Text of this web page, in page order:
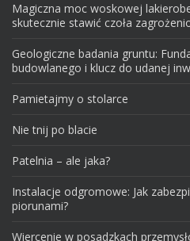
Magiczna moc woskowej
skutecznie stawić czoła
Geologiczne badania gruntu:
budowlanego i klucz do udanej
Pamietajmy o stolarce
Nie tnij po blacie
Patelnia – ale jaka?
Instalacje odgromowe: Jak
piorunami?
Wiercenie w posadzkach